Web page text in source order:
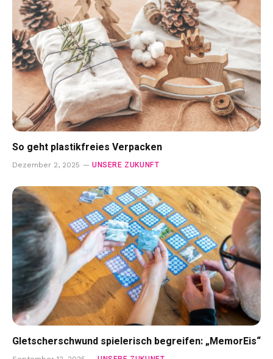
So geht plastikfreies Verpacken
Dezember 2, 2025 UNSERE ZUKUNFT
Gletscherschwund spielerisch begreifen: „MemorEis“